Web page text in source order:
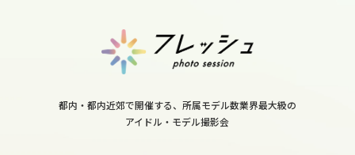
都内・都内近郊で開催する、所属モデル数業界最大級の
アイドル・モデル撮影会